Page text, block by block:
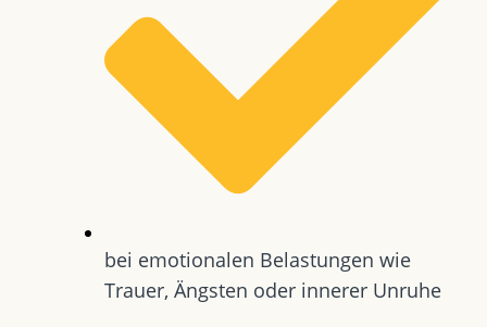
bei emotionalen Belastungen wie
Trauer, Ängsten oder innerer Unruhe